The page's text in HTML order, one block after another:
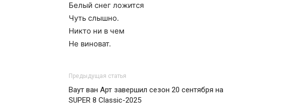
Белый снег ложится
Чуть слышно.
Никто ни в чем
Не виноват.
Предыдущая статья
Ваут ван Арт завершил сезон 20 сентября на
SUPER 8 Classic-2025